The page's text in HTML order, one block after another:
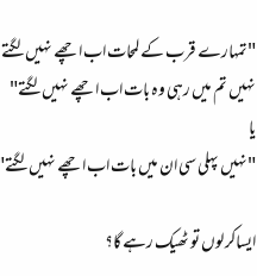
"تمہارے قرب کے لمحات اب اچھے نہیں لگتے
نہیں تم میں رہی وہ بات اب اچھے نہیں لگتے"
یا
"نہیں پہلی سی ان میں بات اب اچھے نہیں
ایساکر لوں تو ٹھیک رہے گا؟